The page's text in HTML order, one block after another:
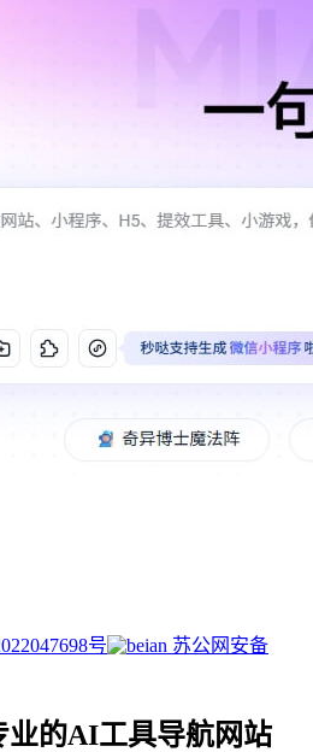
号
苏公网安备
业的AI工具导航网站